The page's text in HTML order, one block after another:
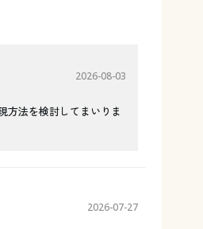
2026-08-03
方法を検討してまいりま
2026-07-27